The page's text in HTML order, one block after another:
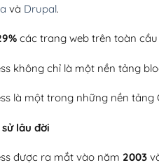
và Drupal.
các trang web trên toàn cầu
không chỉ là một nền tảng
là một trong những nền tảng
lâu đời
được ra mắt vào năm 2003